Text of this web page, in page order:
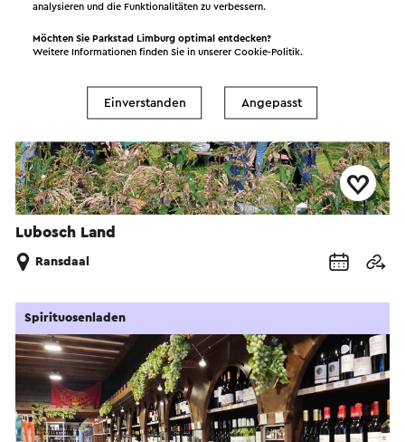
Lubosch Land
Ransdaal
Spirituosenladen
analysieren und die Funktionalitäten zu verbessern.
Möchten Sie Parkstad Limburg optimal entdecken?
Weitere Informationen finden Sie in unsererCookie-Politik
Einverstanden Angepasst